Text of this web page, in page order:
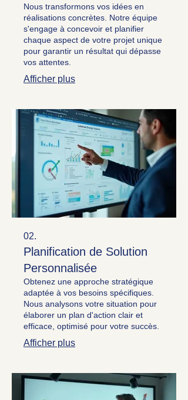
Nous transformons vos idées en
réalisations concrètes. Notre équipe
s'engage à concevoir et planifier
chaque aspect de votre projet unique
pour garantir un résultat qui dépasse
vos attentes.
Afficher plus
02.
Planification de Solution
Personnalisée
Obtenez une approche stratégique
adaptée à vos besoins spécifiques.
Nous analysons votre situation pour
élaborer un plan d'action clair et
efficace, optimisé pour votre succès.
Afficher plus